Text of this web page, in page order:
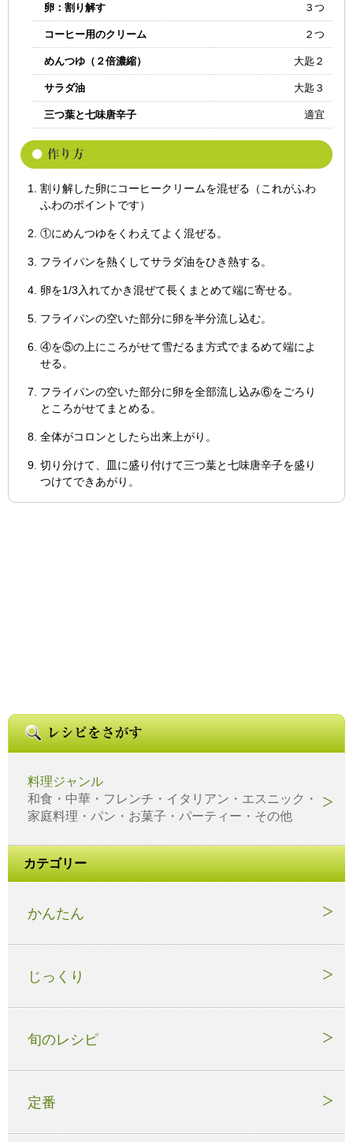
卵：割り解す ３つ
コーヒー用のクリーム ２つ
めんつゆ（２倍濃縮） 大匙２
サラダ油 大匙３
三つ葉と七味唐辛子 適宜
割り解した卵にコーヒークリームを混ぜる（これがふわ
ふわのポイントです）
①にめんつゆをくわえてよく混ぜる。
フライパンを熱くしてサラダ油をひき熱する。
卵を1/3入れてかき混ぜて長くまとめて端に寄せる。
フライパンの空いた部分に卵を半分流し込む。
④を⑤の上にころがせて雪だるま方式でまるめて端によ
せる。
フライパンの空いた部分に卵を全部流し込み⑥をごろり
ところがせてまとめる。
全体がコロンとしたら出来上がり。
切り分けて、皿に盛り付けて三つ葉と七味唐辛子を盛り
つけてできあがり。
料理ジャンル
和食・中華・フレンチ・イタリアン・エスニック・
家庭料理・パン・お菓子・パーティー・その他
カテゴリー
かんたん
じっくり
旬のレシピ
定番